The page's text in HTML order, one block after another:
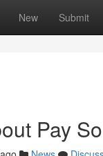
New Submit
Pay